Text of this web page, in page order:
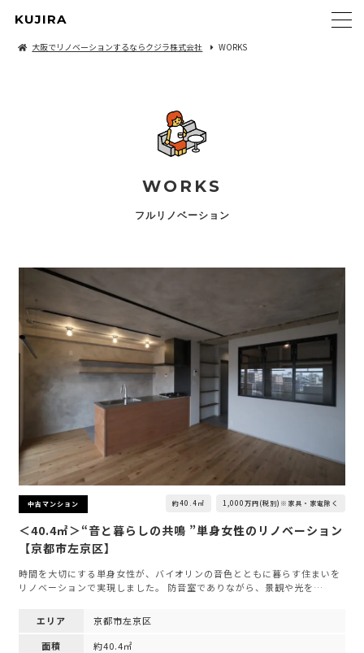
KUJIRA
大阪でリノベーションするならクジラ株式会社 WORKS
WORKS
フルリノベーション
中古マンション 約40.4㎡ 1,000万円(税別)※家具・家電除く
＜40.4㎡＞“音と暮らしの共鳴 ”単身女性のリノベーション
【京都市左京区】
時間を大切にする単身女性が、バイオリンの音色とともに暮らす住まいを
リノベーションで実現しました。 防音室でありながら、景観や光を…
エリア
京都市左京区
面積
約40.4㎡